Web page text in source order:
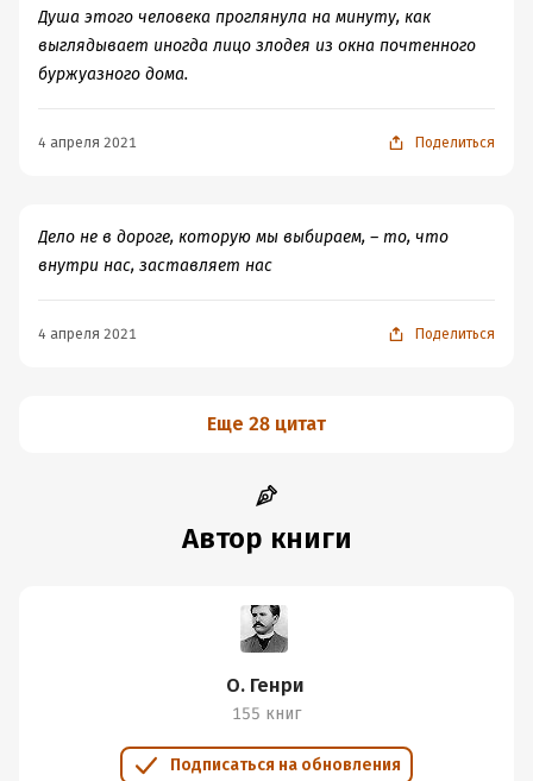
Душа этого человека проглянула на минуту, как
выглядывает иногда лицо злодея из окна почтенного
буржуазного дома.
4 апреля 2021 Поделиться
Дело не в дороге, которую мы выбираем, – то, что
внутри нас, заставляет нас
4 апреля 2021 Поделиться
Еще 28 цитат
Автор книги
О. Генри
155 книг
Подписаться на обновления